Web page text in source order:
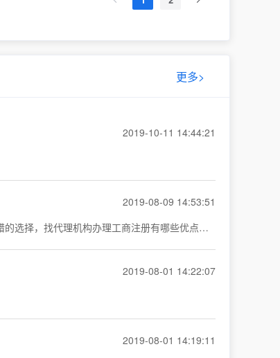
更多>
2019-10-11 14:44:21
2019-08-09 14:53:51
对于大部分的创业者来说，时间和精力就是最大的财富。面对激烈的竞争，谁都不想被其他事情分心。那么代理机构代办就是一个非常不错的选择，找代理机构办理工商注册有哪些优点了，请看下文。
2019-08-01 14:22:07
2019-08-01 14:19:11